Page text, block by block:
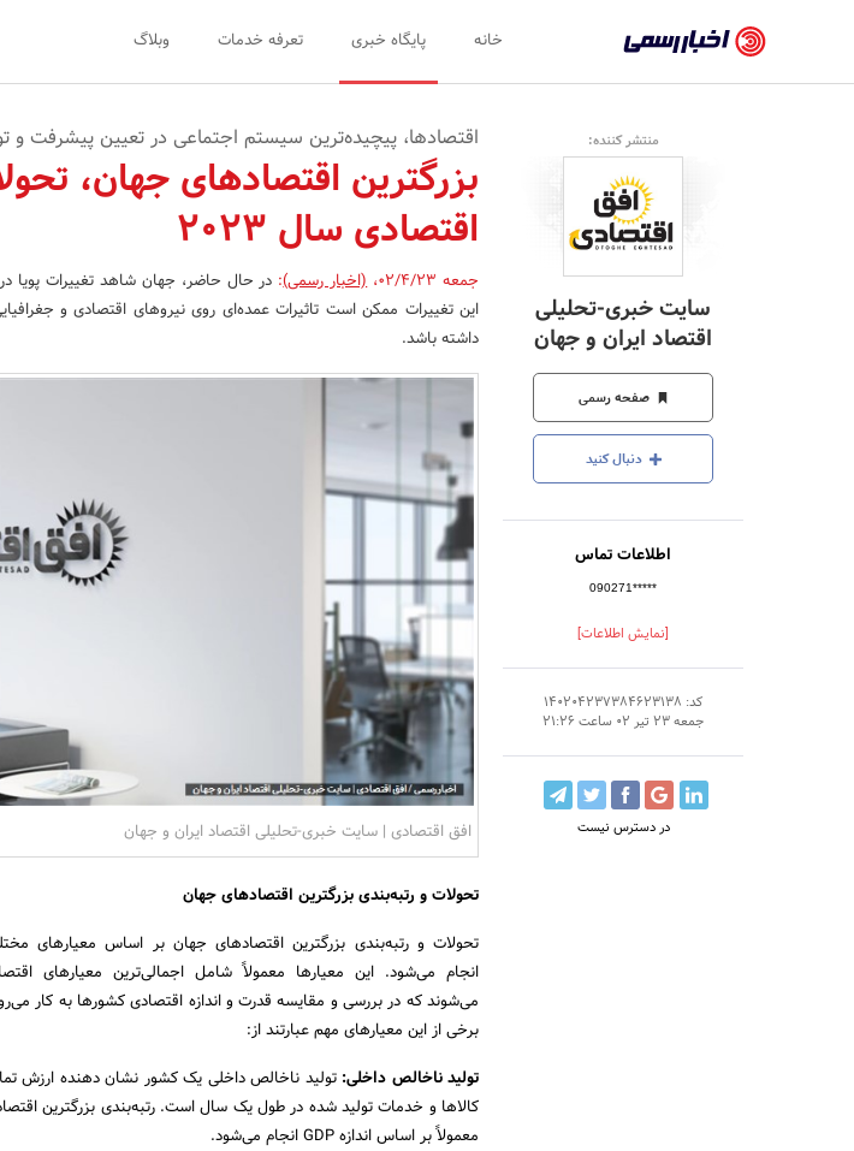
رسمی
-
اخبار
تایید
شده
شرکت‌ها،
سازمان‌ها
و
روابط
عمومی‌ها
خانه پایگاه خبری تعرفه خدمات وبلاگ
منتشر کننده:
سایت خبری-تحلیلی
اقتصاد ایران و جهان
صفحه رسمی
دنبال کنید
اطلاعات تماس
090271*****
[نمایش اطلاعات]
کد: 140204237384623138
جمعه 23 تیر 02 ساعت 21:26
در دسترس نیست
اقتصادها، پیچیده‌ترین سیستم‌ اجتماعی در تعیین پیشرفت و
بزرگترین اقتصادهای جهان،
اقتصادی سال 2023
جمعه 02/4/23 ،(اخبار رسمی): در حال حاضر، جهان شاهد تغییرات پویا
این تغییرات ممکن است تاثیرات عمده‌ای روی نیروهای اقتصادی و
داشته باشد.
افق اقتصادی | سایت خبری-تحلیلی اقتصاد ایران و جهان
تحولات و رتبه‌بندی بزرگترین اقتصادهای جهان
تحولات و رتبه‌بندی بزرگترین اقتصادهای جهان بر اساس معیارهای
انجام می‌شود. این معیارها معمولاً شامل اجمالی‌ترین معیارهای
می‌شوند که در بررسی و مقایسه قدرت و اندازه اقتصادی کشورها به کار
برخی از این معیارهای مهم عبارتند از:
تولید ناخالص داخلی: تولید ناخالص داخلی یک کشور نشان دهنده ارزش
کالاها و خدمات تولید شده در طول یک سال است. رتبه‌بندی بزرگترین
معمولاً بر اساس اندازه GDP انجام می‌شود.